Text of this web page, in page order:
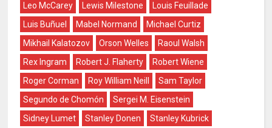
Leo McCarey
Lewis Milestone
Louis Feuillade
Luis Buñuel
Mabel Normand
Michael Curtiz
Mikhail Kalatozov
Orson Welles
Raoul Walsh
Rex Ingram
Robert J. Flaherty
Robert Wiene
Roger Corman
Roy William Neill
Sam Taylor
Segundo de Chomón
Sergei M. Eisenstein
Sidney Lumet
Stanley Donen
Stanley Kubrick